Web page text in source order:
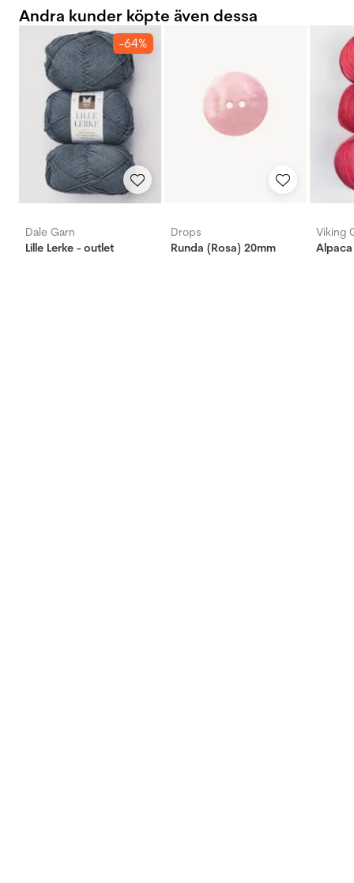
Andra kunder köpte även dessa
-64%
Dale Garn
Lille Lerke - outlet
Drops
Runda (Rosa) 20mm
Viking